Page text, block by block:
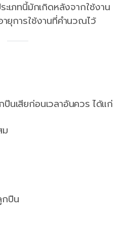
ะเภทนี้มักเกิดหลังจากใช้งาน
ายุการใช้งานที่คำนวณไว้
นเสียก่อนเวลาอันควร ได้แก่
ม
กปืน